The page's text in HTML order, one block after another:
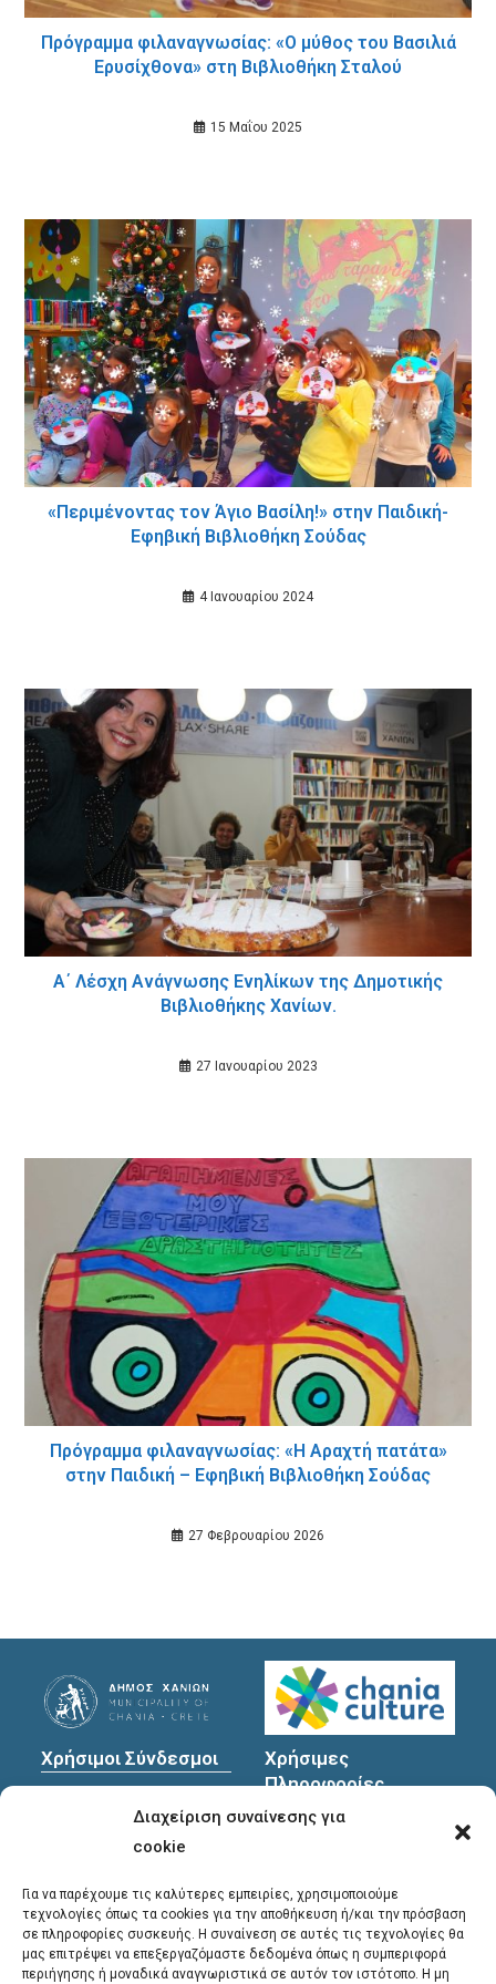
Διαχείριση συναίνεσης για
cookie
Για να παρέχουμε τις καλύτερες εμπειρίες, χρησιμοποιούμε
τεχνολογίες όπως τα cookies για την αποθήκευση ή/και την πρόσβαση
σε πληροφορίες συσκευής. Η συναίνεση σε αυτές τις τεχνολογίες θα
μας επιτρέψει να επεξεργαζόμαστε δεδομένα όπως η συμπεριφορά
περιήγησης ή μοναδικά αναγνωριστικά σε αυτόν τον ιστότοπο. Η μη
Πρόγραμμα φιλαναγνωσίας: «Ο μύθος του Βασιλιά
Ερυσίχθονα» στη Βιβλιοθήκη Σταλού
15 Μαΐου 2025
«Περιμένοντας τον Άγιο Βασίλη!» στην Παιδική-
Εφηβική Βιβλιοθήκη Σούδας
4 Ιανουαρίου 2024
Α΄ Λέσχη Ανάγνωσης Ενηλίκων της Δημοτικής
Βιβλιοθήκης Χανίων.
27 Ιανουαρίου 2023
Πρόγραμμα φιλαναγνωσίας: «Η Αραχτή πατάτα»
στην Παιδική – Εφηβική Βιβλιοθήκη Σούδας
27 Φεβρουαρίου 2026
Χρήσιμοι Σύνδεσμοι
Προσωπικών
Χρήσιμες
Πληροφορίες
Διεύθυνση
Χανιά, 731 35
Τηλέφωνα
επικοινωνίας: